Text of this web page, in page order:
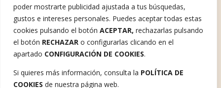
poder mostrarte publicidad ajustada a tus búsquedas,
gustos e intereses personales. Puedes aceptar todas estas
cookies pulsando el botón ACEPTAR, rechazarlas pulsando
el botón RECHAZAR o configurarlas clicando en el
apartado CONFIGURACIÓN DE COOKIES.
Si quieres más información, consulta la POLÍTICA DE
COOKIES de nuestra página web.
Tratamiento misofonía Sobre mí Testimonios Talleres
Política de privacidad